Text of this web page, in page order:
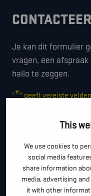
This
We use cookies to
social media
share information
media, advertising
it with other
Je kan dit formulier
vragen, een
hallo te zeggen.
"*" geeft vereiste
TELEFOON / MOBIEL